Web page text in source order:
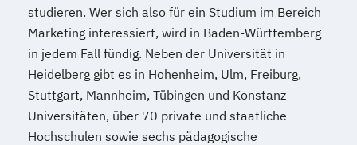
studieren. Wer sich also für ein Studium im Bereich
Marketing interessiert, wird in Baden-Württemberg
in jedem Fall fündig. Neben der Universität in
Heidelberg gibt es in Hohenheim, Ulm, Freiburg,
Stuttgart, Mannheim, Tübingen und Konstanz
Universitäten, über 70 private und staatliche
Hochschulen sowie sechs pädagogische